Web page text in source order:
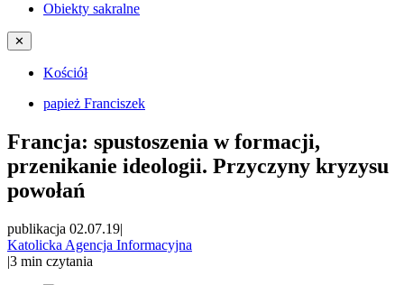
Obiekty sakralne
✕
Kościół
papież Franciszek
Francja: spustoszenia w formacji,
przenikanie ideologii. Przyczyny kryzysu
powołań
publikacja 02.07.19|
Katolicka Agencja Informacyjna
|3 min czytania